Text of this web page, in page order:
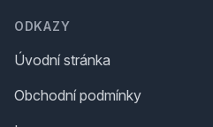
ODKAZY
Úvodní stránka
Obchodní podmínky